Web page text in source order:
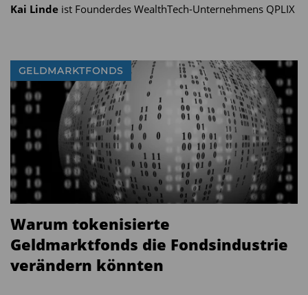
stabilisiert haben. Auffällig ist zudem der
niedriges Niveau.
Kai Linde ist Founderdes WealthTech-Unternehmens QPLIX
GELDMARKTFONDS
Warum tokenisierte
Geldmarktfonds die Fondsindustrie
verändern könnten